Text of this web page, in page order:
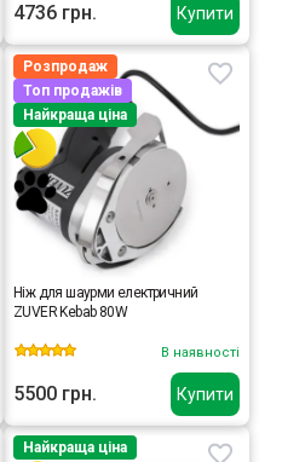
Купити
4736 грн.
Купити
Розпродаж
Топ продажів
Найкраща ціна
Ніж для шаурми електричний
ZUVER Kebab 80W
В наявності
5500 грн.
Найкраща ціна